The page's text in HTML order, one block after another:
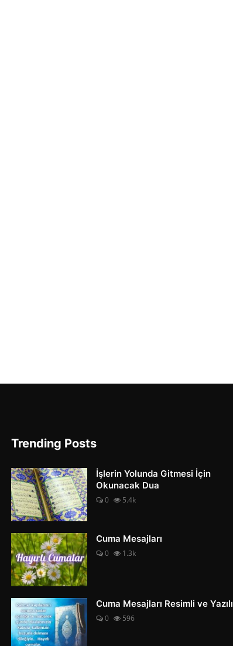
Trending Posts
İşlerin Yolunda Gitmesi İçin
Okunacak Dua
0 5.4k
Cuma Mesajları
0 1.3k
Cuma Mesajları Resimli ve Yazılı
0 596